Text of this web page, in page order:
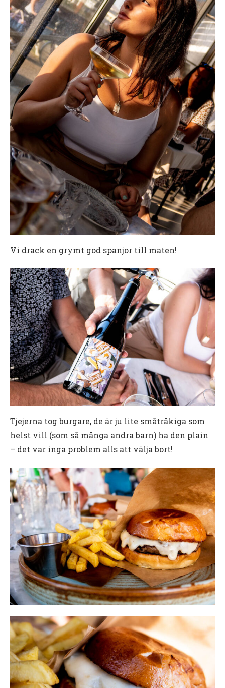
Vi drack en grymt god spanjor till maten!
Tjejerna tog burgare, de är ju lite småtråkiga som
helst vill (som så många andra barn) ha den plain
– det var inga problem alls att välja bort!